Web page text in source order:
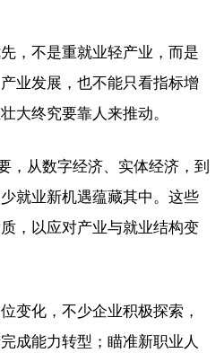
，不是重就业轻产业，而是
业发展，也不能只看指标增
大终究要靠人来推动。
，从数字经济、实体经济，到
就业新机遇蕴藏其中。这些
，以应对产业与就业结构变
变化，不少企业积极探索，
成能力转型；瞄准新职业人